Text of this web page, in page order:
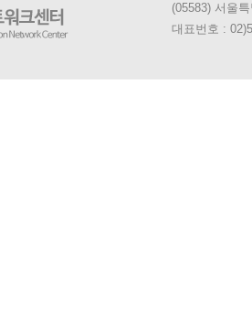
(05583) 서울
대표번호 :